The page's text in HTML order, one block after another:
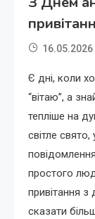
16.05.2026
Є дні, коли
“вітаю”, а
тепліше на
світле
простого
привітання з
сказати